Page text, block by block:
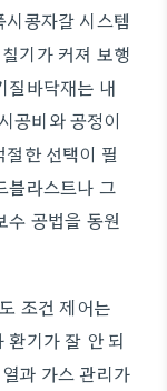
콩자갈 시스템
기가 커져 보행
질바닥재는 내
공비와 공정이
한 선택이 필
블라스트나 그
수 공법을 동원
조건 제어는
기가 잘 안 되
과 가스 관리가